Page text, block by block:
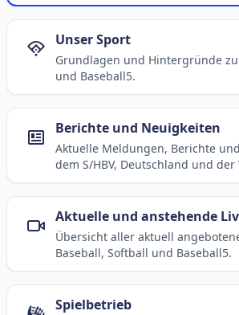
Unser Sport
Grundlagen und Hintergründe
und Baseball5.
Berichte und Neuigkeiten
Aktuelle Meldungen, Berichte
dem S/HBV, Deutschland und der
Aktuelle und anstehende
Übersicht aller aktuell
Baseball, Softball und Baseball5.
Spielbetrieb